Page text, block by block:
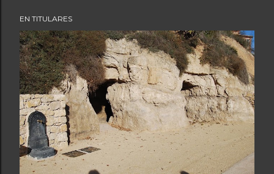
EN TITULARES